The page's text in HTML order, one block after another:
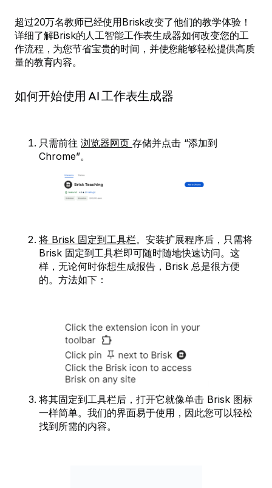
超过20万名教师已经使用Brisk改变了他们的教学体验！
详细了解Brisk的人工智能工作表生成器如何改变您的工
作流程，为您节省宝贵的时间，并使您能够轻松提供高质
量的教育内容。
如何开始使用 AI 工作表生成器
只需前往 浏览器网页 存储并点击 “添加到
Chrome”。
将 Brisk 固定到工具栏。安装扩展程序后，只需将
Brisk 固定到工具栏即可随时随地快速访问。这
样，无论何时你想生成报告，Brisk 总是很方便
的。方法如下：
将其固定到工具栏后，打开它就像单击 Brisk 图标
一样简单。我们的界面易于使用，因此您可以轻松
找到所需的内容。